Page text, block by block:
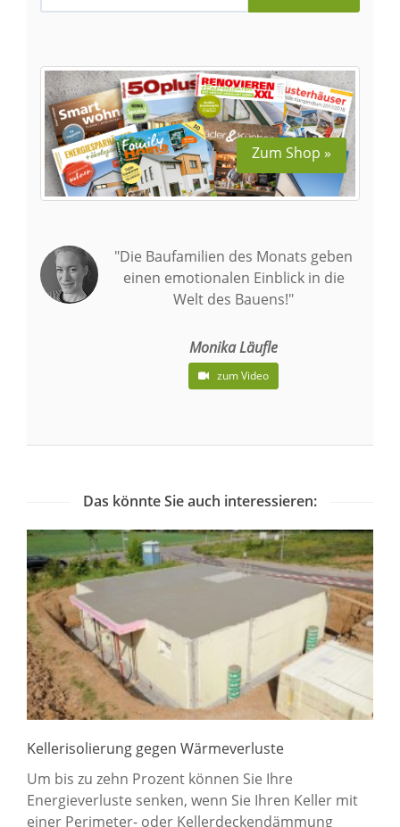
Zum Shop »
"Die Baufamilien des Monats geben
einen emotionalen Einblick in die
Welt des Bauens!"
Monika Läufle
zum Video
Das könnte Sie auch interessieren:
Kellerisolierung gegen Wärmeverluste
Um bis zu zehn Prozent können Sie Ihre
Energieverluste senken, wenn Sie Ihren Keller mit
einer Perimeter- oder Kellerdeckendämmung